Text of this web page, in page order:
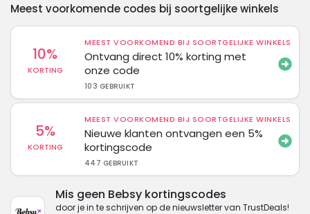
Meest voorkomende codes bij soortgelijke winkels
10%
KORTING
MEEST VOORKOMEND BIJ SOORTGELIJKE WINKELS
Ontvang direct 10% korting met
onze code
103 GEBRUIKT
5%
KORTING
MEEST VOORKOMEND BIJ SOORTGELIJKE WINKELS
Nieuwe klanten ontvangen een 5%
kortingscode
447 GEBRUIKT
Mis geen Bebsy kortingscodes
door je in te schrijven op de nieuwsletter van TrustDeals!